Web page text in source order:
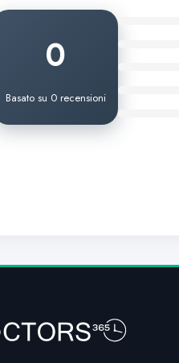
0
Basato su 0 recensioni